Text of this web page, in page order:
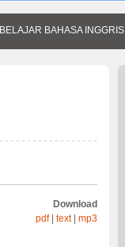
BELAJAR BAHASA INGGRIS
Download
pdf| text| mp3